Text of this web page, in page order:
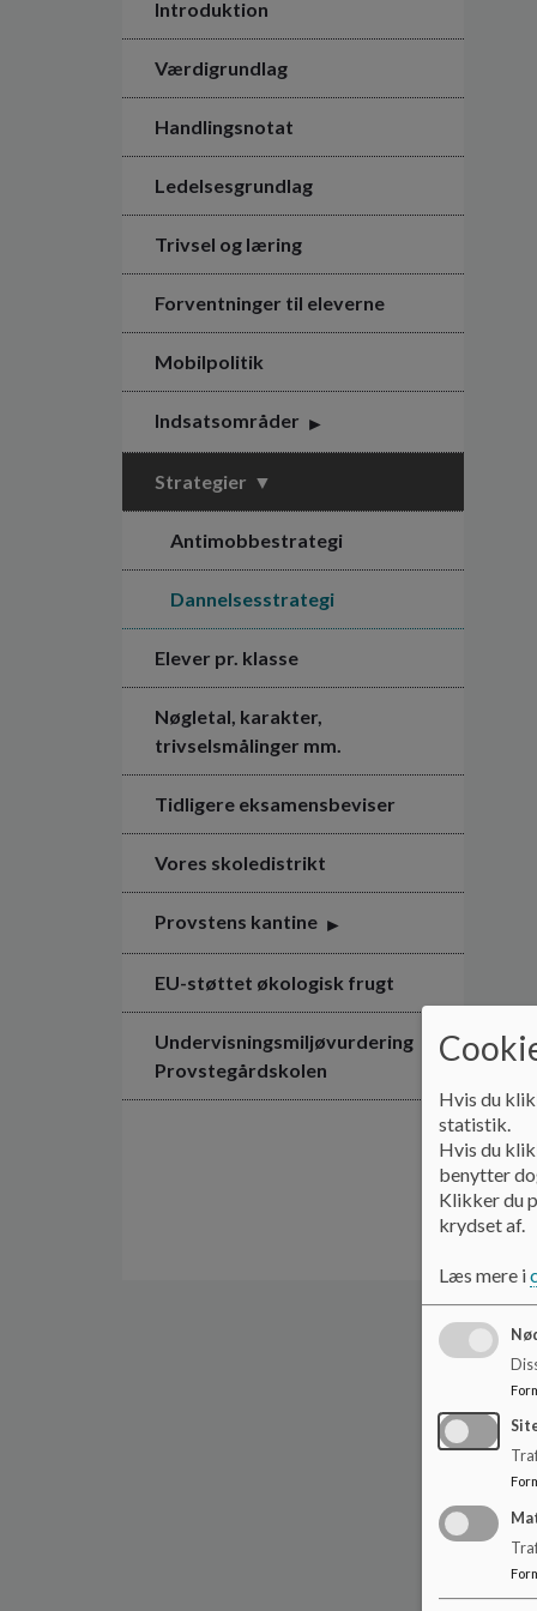
Introduktion
Værdigrundlag
Handlingsnotat
Ledelsesgrundlag
Trivsel og læring
Forventninger til eleverne
Mobilpolitik
Indsatsområder
Strategier
Antimobbestrategi
Dannelsesstrategi
Elever pr. klasse
Nøgletal, karakter,
trivselsmålinger mm.
Tidligere eksamensbeviser
Vores skoledistrikt
Provstens kantine
EU-støttet økologisk frugt
Undervisningsmiljøvurdering
Provstegårdskolen
Hvis du
statistik.
Hvis du
benytter
Klikker du
krydset af.
Læs mere i